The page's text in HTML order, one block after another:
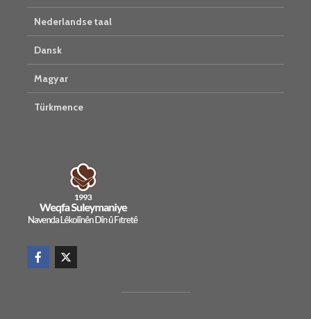
Nederlandse taal
Dansk
Magyar
Türkmence